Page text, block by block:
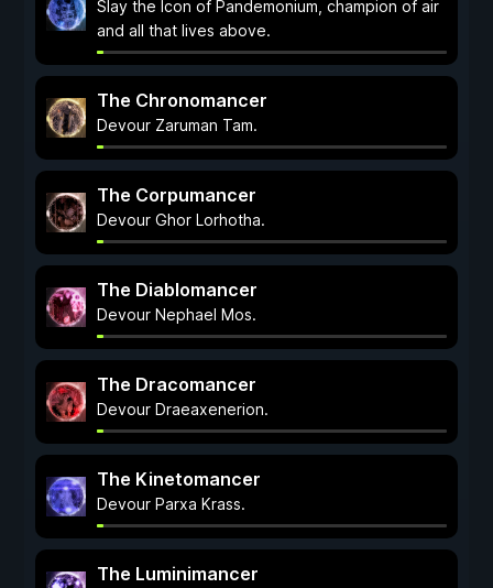
Slay the Icon of Pandemonium, champion of air
and all that lives above.
The Chronomancer
Devour Zaruman Tam.
The Corpumancer
Devour Ghor Lorhotha.
The Diablomancer
Devour Nephael Mos.
The Dracomancer
Devour Draeaxenerion.
The Kinetomancer
Devour Parxa Krass.
The Luminimancer